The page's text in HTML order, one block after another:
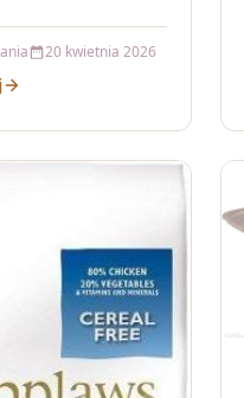
20 kwietnia 2026